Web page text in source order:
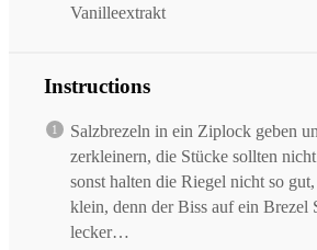
Vanilleextrakt
Instructions
Salzbrezeln in ein Ziplock geben
zerkleinern, die Stücke sollten
sonst halten die Riegel nicht so
klein, denn der Biss auf ein Brezel
lecker…